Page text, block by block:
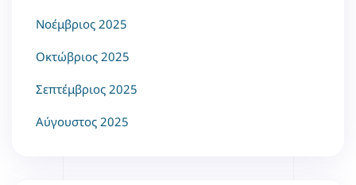
Νοέμβριος 2025
Οκτώβριος 2025
Σεπτέμβριος 2025
Αύγουστος 2025